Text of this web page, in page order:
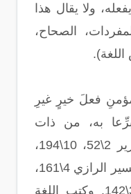
ولا يقال هذا
الصحاح،
فعلَ خيرٍ غيرِ
به، من ذات
نفسه. (انظر: تفسير ابن جرير 2\52، 10\194،
وتفسير القرطبي 2\183، وتفسير الرازي 4\161،
النهاية في غريب الحديث 3\142. وكتب اللغة